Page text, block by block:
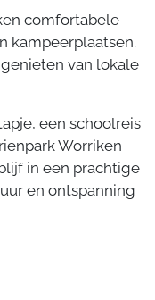
comfortabele
kampeerplaatsen.
van lokale
een schoolreis
Worriken
in een prachtige
en ontspanning